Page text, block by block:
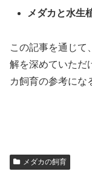
メダカと水生
この記事を通じて
解を深めていただ
カ飼育の参考にな
メダカの飼育